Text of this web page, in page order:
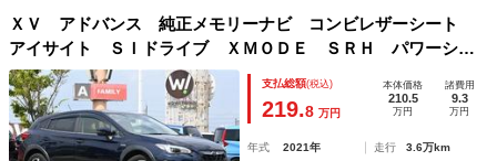
ＸＶ アドバンス 純正メモリーナビ コンビレザーシート
アイサイト ＳＩドライブ ＸＭＯＤＥ ＳＲＨ パワーシー
ト シートヒーター 地デジＴＶ ＤＶＤ ＣＤ Ｂｌｕｅｔ
ｏｏｔｈ バックカメラ ドライブレコーダー
支払総額(税込)
219.8 万円
本体価格
210.5
万円
諸費用
9.3
万円
年式 2021年 走行
3.6万km